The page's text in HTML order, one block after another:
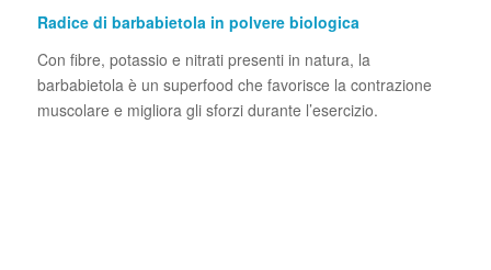
Radice di barbabietola in polvere biologica
Con fibre, potassio e nitrati presenti in natura, la
barbabietola è un superfood che favorisce la contrazione
muscolare e migliora gli sforzi durante l’esercizio.